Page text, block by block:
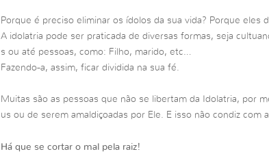
Porque é preciso eliminar os ídolos da sua vida? Porque eles
A idolatria pode ser praticada de diversas formas, seja
s ou até pessoas, como: Filho, marido, etc…
Fazendo-a, assim, ficar dividida na sua fé.
Muitas são as pessoas que não se libertam da Idolatria, por
us ou de serem amaldiçoadas por Ele. E isso não condiz com
Há que se cortar o mal pela raiz!